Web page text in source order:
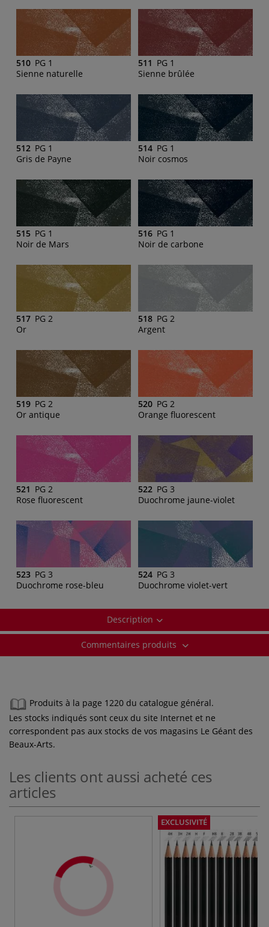
510 PG 1
Sienne naturelle
511 PG 1
Sienne brûlée
512 PG 1
Gris de Payne
514 PG 1
Noir cosmos
515 PG 1
Noir de Mars
516 PG 1
Noir de carbone
517 PG 2
Or
518 PG 2
Argent
519 PG 2
Or antique
520 PG 2
Orange fluorescent
521 PG 2
Rose fluorescent
522 PG 3
Duochrome jaune-violet
523 PG 3
Duochrome rose-bleu
524 PG 3
Duochrome violet-vert
Description
Commentaires produits
Produits à la page 1220 du catalogue général.
Les stocks indiqués sont ceux du site Internet et ne
correspondent pas aux stocks de vos magasins Le Géant des
Beaux-Arts.
Les clients ont aussi acheté ces
articles
EXCLUSIVITÉ